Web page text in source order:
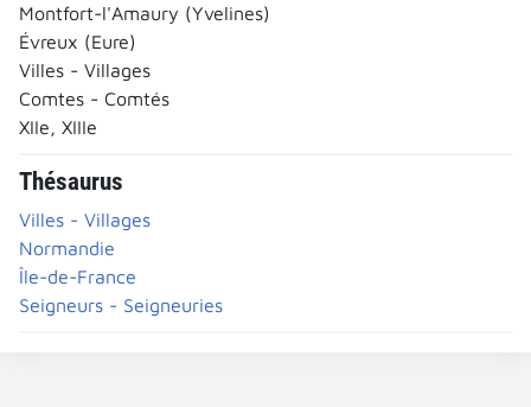
Montfort-l'Amaury (Yvelines)
Évreux (Eure)
Villes - Villages
Comtes - Comtés
XIIe, XIIIe
Thésaurus
Villes - Villages
Normandie
Île-de-France
Seigneurs - Seigneuries